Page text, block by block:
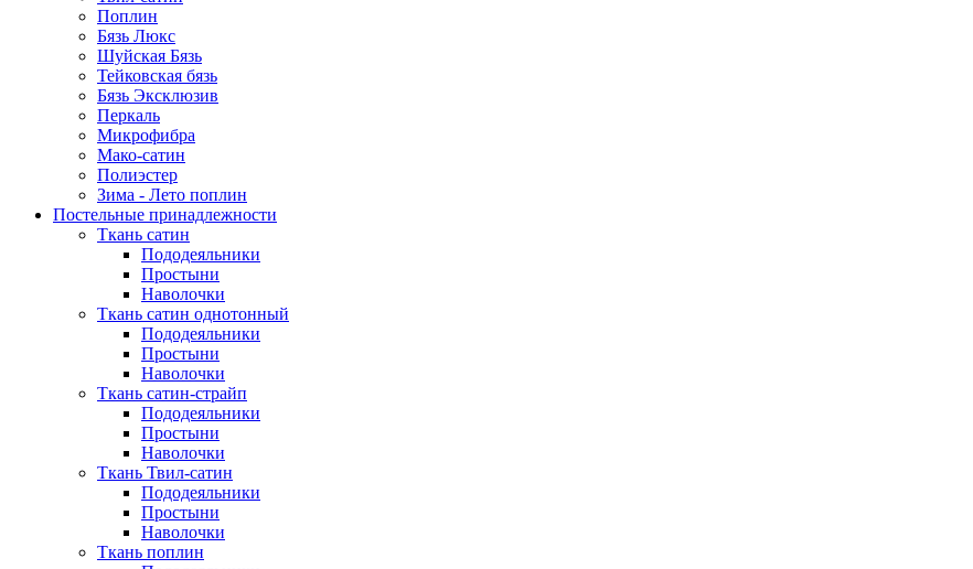
Поплин
Бязь Люкс
Шуйская Бязь
Тейковская бязь
Бязь Эксклюзив
Перкаль
Микрофибра
Мако-сатин
Полиэстер
Зима - Лето поплин
Постельные принадлежности
Ткань сатин
Пододеяльники
Простыни
Наволочки
Ткань сатин однотонный
Пододеяльники
Простыни
Наволочки
Ткань сатин-страйп
Пододеяльники
Простыни
Наволочки
Ткань Твил-сатин
Пододеяльники
Простыни
Наволочки
Ткань поплин